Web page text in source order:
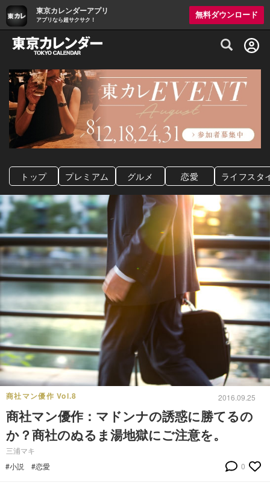
東京カレンダーアプリ
アプリなら超サクサク！
無料ダウンロード
グルメ情報・プレミアムレストラン予約
トップ プレミアム グルメ 恋愛 ライフスタ
商社マン優作 Vol.8 2016.09.25
商社マン優作：マドンナの誘惑に勝てるの
か？商社のぬるま湯地獄にご注意を。
三浦マキ
#小説
#恋愛 0